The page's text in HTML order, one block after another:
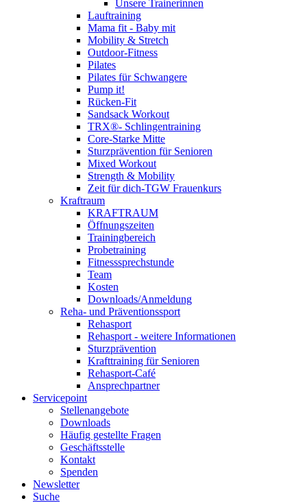
Unsere Trainerinnen
Lauftraining
Mama fit - Baby mit
Mobility & Stretch
Outdoor-Fitness
Pilates
Pilates für Schwangere
Pump it!
Rücken-Fit
Sandsack Workout
TRX®- Schlingentraining
Core-Starke Mitte
Sturzprävention für Senioren
Mixed Workout
Strength & Mobility
Zeit für dich-TGW Frauenkurs
Kraftraum
KRAFTRAUM
Öffnungszeiten
Trainingbereich
Probetraining
Fitnesssprechstunde
Team
Kosten
Downloads/Anmeldung
Reha- und Präventionssport
Rehasport
Rehasport - weitere Informationen
Sturzprävention
Krafttraining für Senioren
Rehasport-Café
Ansprechpartner
Servicepoint
Stellenangebote
Downloads
Häufig gestellte Fragen
Geschäftsstelle
Kontakt
Spenden
Newsletter
Suche